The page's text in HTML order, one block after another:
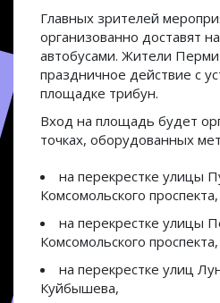
Главных зрителей
организованно доставят
автобусами. Жители Перми
праздничное действие с
площадке трибун.
Вход на площадь будет
точках, оборудованных
на перекрестке улицы
Комсомольского проспекта,
на перекрестке улицы
Комсомольского проспекта,
на перекрестке улиц
Куйбышева,